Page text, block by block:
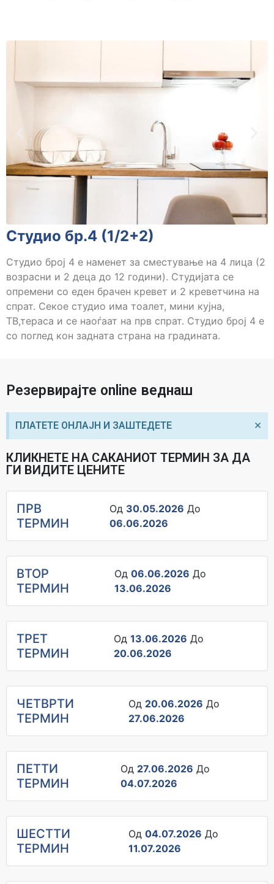
Студио бр.4 (1/2+2)
Студио број 4 е наменет за сместување на 4 лица (2
возрасни и 2 деца до 12 години). Студијата се
опремени со еден брачен кревет и 2 креветчина на
спрат. Секое студио има тоалет, мини кујна,
ТВ,тераса и се наоѓаат на прв спрат. Студио број 4 е
со поглед кон задната страна на градината.
Резервирајте online веднаш
ПЛАТЕТЕ ОНЛАЈН И ЗАШТЕДЕТЕ ×
КЛИКНЕТЕ НА САКАНИОТ ТЕРМИН ЗА ДА
ГИ ВИДИТЕ ЦЕНИТЕ
ПРВ
ТЕРМИН
Од 30.05.2026 До
06.06.2026
ВТОР
ТЕРМИН
Од 06.06.2026 До
13.06.2026
ТРЕТ
ТЕРМИН
Од13.06.2026 До
20.06.2026
ЧЕТВРТИ
ТЕРМИН
Од 20.06.2026 До
27.06.2026
ПЕТТИ
ТЕРМИН
Од 27.06.2026 До
04.07.2026
ШЕСТТИ
ТЕРМИН
Од 04.07.2026 До
11.07.2026